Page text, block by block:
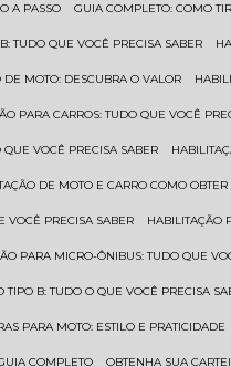
A PASSO GUIA COMPLETO: COMO
TUDO QUE VOCÊ PRECISA SABER
DE MOTO: DESCUBRA O VALOR
PARA CARROS: TUDO QUE VOCÊ
QUE VOCÊ PRECISA SABER
DE MOTO E CARRO COMO
VOCÊ PRECISA SABER
PARA MICRO-ÔNIBUS: TUDO QUE
TIPO B: TUDO O QUE VOCÊ PRECISA
PARA MOTO: ESTILO E PRATICIDADE
COMPLETO OBTENHA SUA